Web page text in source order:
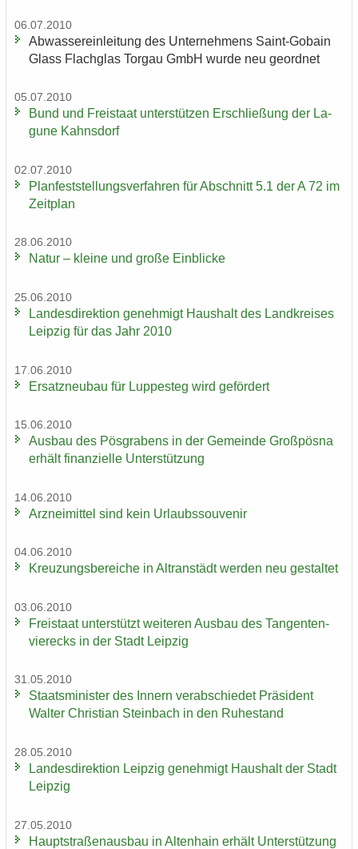
06.07.2010
Ab­was­ser­ein­lei­tung des Un­ter­neh­mens Saint-​Gobain
Glass Flach­glas Tor­gau GmbH wurde neu ge­ord­net
05.07.2010
Bund und Frei­staat un­ter­stüt­zen Er­schlie­ßung der La­
gu­ne Kahns­dorf
02.07.2010
Plan­fest­stel­lungs­ver­fah­ren für Ab­schnitt 5.1 der A 72 im
Zeit­plan
28.06.2010
Natur – klei­ne und große Ein­bli­cke
25.06.2010
Lan­des­di­rek­ti­on ge­neh­migt Haus­halt des Land­krei­ses
Leip­zig für das Jahr 2010
17.06.2010
Er­satz­neu­bau für Lup­pe­steg wird ge­för­dert
15.06.2010
Aus­bau des Pös­gra­bens in der Ge­mein­de Groß­pös­na
er­hält fi­nan­zi­el­le Un­ter­stüt­zung
14.06.2010
Arz­nei­mit­tel sind kein Ur­laubs­sou­ve­nir
04.06.2010
Kreu­zungs­be­rei­che in Altran­städt wer­den neu ge­stal­tet
03.06.2010
Frei­staat un­ter­stützt wei­te­ren Aus­bau des Tan­gen­ten­
vier­ecks in der Stadt Leip­zig
31.05.2010
Staats­mi­nis­ter des In­nern ver­ab­schie­det Prä­si­dent
Wal­ter Chris­ti­an Stein­bach in den Ru­he­stand
28.05.2010
Lan­des­di­rek­ti­on Leip­zig ge­neh­migt Haus­halt der Stadt
Leip­zig
27.05.2010
Haupt­stra­ßen­aus­bau in Al­ten­hain er­hält Un­ter­stüt­zung